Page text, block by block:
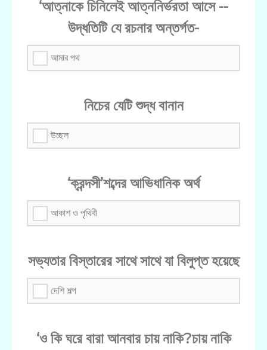
‘আত্নাকে চিনিলেই আত্ননির্ভরতা আসে --
উদ্ধতিটি যে রচনার অন্তর্গত-
আমার পথ
নিচের যেটি শুদ্ধ বানান
উচ্ছল
‘ক্রন্দসী’শব্দের আভিধানিক অর্থ
আকাশ ও পৃথিবী
সভ্যতার বিস্তারের সাথে সাথে যা বিলুপ্ত হয়েছে
দেশি শল্প
‘ও কি ঘরে বারা আনবার চায় নাকি?চায় নাকি